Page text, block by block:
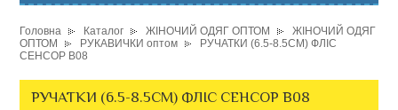
Головна Каталог ЖІНОЧИЙ ОДЯГ ОПТОМ
ЖІНОЧИЙ ОДЯГ
ОПТОМ
РУКАВИЧКИ оптом
РУЧАТКИ (6.5-8.5СМ) ФЛІС
СЕНСОР B08
РУЧАТКИ (6.5-8.5СМ) ФЛІС СЕНСОР B08